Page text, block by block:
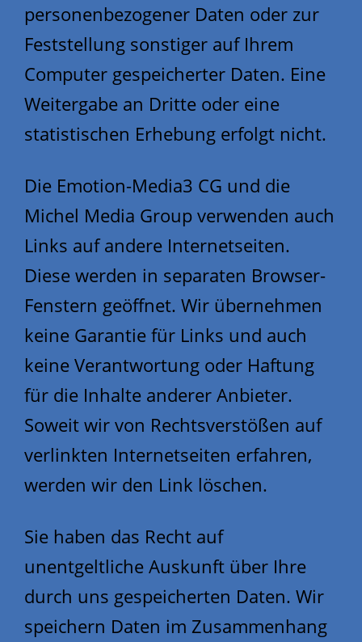
personenbezogener Daten oder zur
Feststellung sonstiger auf Ihrem
Computer gespeicherter Daten. Eine
Weitergabe an Dritte oder eine
statistischen Erhebung erfolgt nicht.
Die Emotion-Media3 CG und die
Michel Media Group verwenden auch
Links auf andere Internetseiten.
Diese werden in separaten Browser-
Fenstern geöffnet. Wir übernehmen
keine Garantie für Links und auch
keine Verantwortung oder Haftung
für die Inhalte anderer Anbieter.
Soweit wir von Rechtsverstößen auf
verlinkten Internetseiten erfahren,
werden wir den Link löschen.
Sie haben das Recht auf
unentgeltliche Auskunft über Ihre
durch uns gespeicherten Daten. Wir
speichern Daten im Zusammenhang